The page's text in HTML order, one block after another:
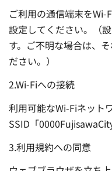
ご利用の通信端末をWi-
設定してください。（
す。ご不明な場合は、
ださい。）
2.Wi-Fiへの接続
利用可能なWi-Fiネット
SSID「
3.利用規約への同意